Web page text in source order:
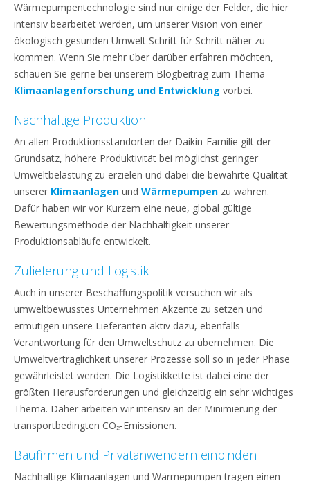
Wärmepumpentechnologie sind nur einige der Felder, die hier
intensiv bearbeitet werden, um unserer Vision von einer
ökologisch gesunden Umwelt Schritt für Schritt näher zu
kommen. Wenn Sie mehr über darüber erfahren möchten,
schauen Sie gerne bei unserem Blogbeitrag zum Thema
Klimaanlagenforschung und Entwicklung vorbei.
Nachhaltige Produktion
An allen Produktionsstandorten der Daikin-Familie gilt der
Grundsatz, höhere Produktivität bei möglichst geringer
Umweltbelastung zu erzielen und dabei die bewährte Qualität
unserer Klimaanlagen und Wärmepumpen zu wahren.
Dafür haben wir vor Kurzem eine neue, global gültige
Bewertungsmethode der Nachhaltigkeit unserer
Produktionsabläufe entwickelt.
Zulieferung und Logistik
Auch in unserer Beschaffungspolitik versuchen wir als
umweltbewusstes Unternehmen Akzente zu setzen und
ermutigen unsere Lieferanten aktiv dazu, ebenfalls
Verantwortung für den Umweltschutz zu übernehmen. Die
Umweltverträglichkeit unserer Prozesse soll so in jeder Phase
gewährleistet werden. Die Logistikkette ist dabei eine der
größten Herausforderungen und gleichzeitig ein sehr wichtiges
Thema. Daher arbeiten wir intensiv an der Minimierung der
transportbedingten CO₂-Emissionen.
Baufirmen und Privatanwendern einbinden
Nachhaltige Klimaanlagen und Wärmepumpen tragen einen